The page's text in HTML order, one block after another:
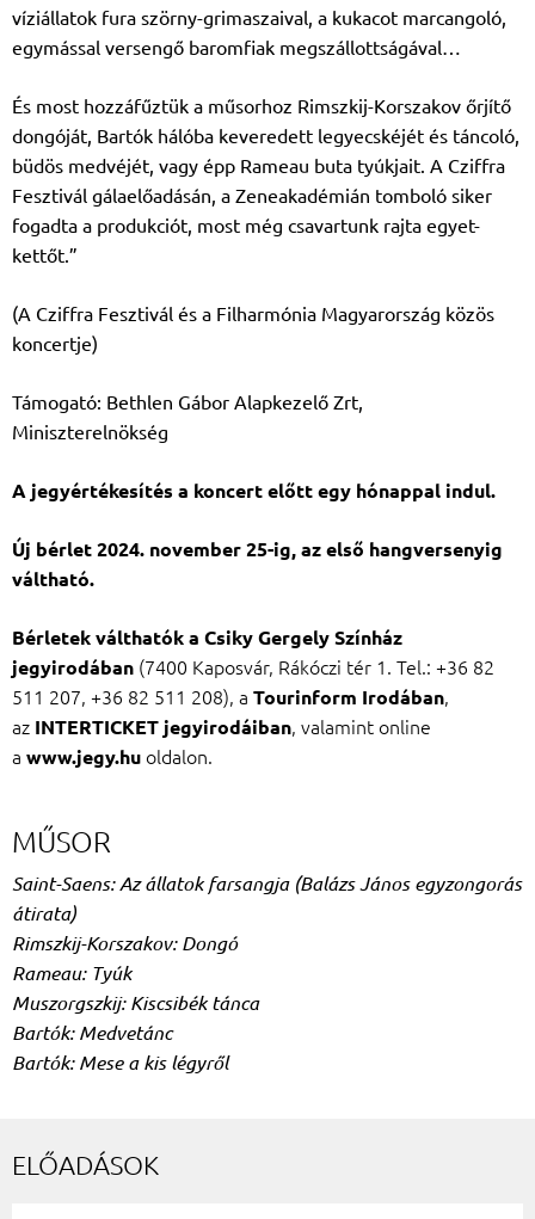
víziállatok fura szörny-grimaszaival, a kukacot marcangoló,
egymással versengő baromfiak megszállottságával…
És most hozzáfűztük a műsorhoz Rimszkij-Korszakov őrjítő
dongóját, Bartók hálóba keveredett legyecskéjét és táncoló,
büdös medvéjét, vagy épp Rameau buta tyúkjait. A Cziffra
Fesztivál gálaelőadásán, a Zeneakadémián tomboló siker
fogadta a produkciót, most még csavartunk rajta egyet-
kettőt.”
(A Cziffra Fesztivál és a Filharmónia Magyarország közös
koncertje)
Támogató: Bethlen Gábor Alapkezelő Zrt,
Miniszterelnökség
A jegyértékesítés a koncert előtt egy hónappal indul.
Új bérlet 2024. november 25-ig, az első hangversenyig
váltható.
Bérletek válthatók a Csiky Gergely Színház
jegyirodában (7400 Kaposvár, Rákóczi tér 1. Tel.: +36 82
511 207, +36 82 511 208), a Tourinform Irodában,
az INTERTICKET jegyirodáiban, valamint online
a www.jegy.hu oldalon.
MŰSOR
Saint-Saens: Az állatok farsangja (Balázs János egyzongorás
átirata)
Rimszkij-Korszakov: Dongó
Rameau: Tyúk
Muszorgszkij: Kiscsibék tánca
Bartók: Medvetánc
Bartók: Mese a kis légyről
ELŐADÁSOK